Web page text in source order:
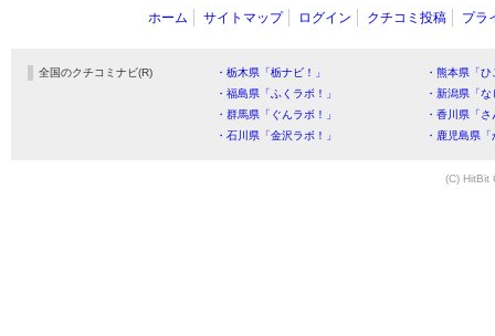
ホーム サイトマップ ログイン クチコミ投稿 プラ
全国のクチコミナビ(R) ・栃木県「栃ナビ！」
・熊本県「
・福島県「ふくラボ！」
・新潟県「
・群馬県「ぐんラボ！」
・香川県「
・石川県「金沢ラボ！」
・鹿児島県
(C) HitBit